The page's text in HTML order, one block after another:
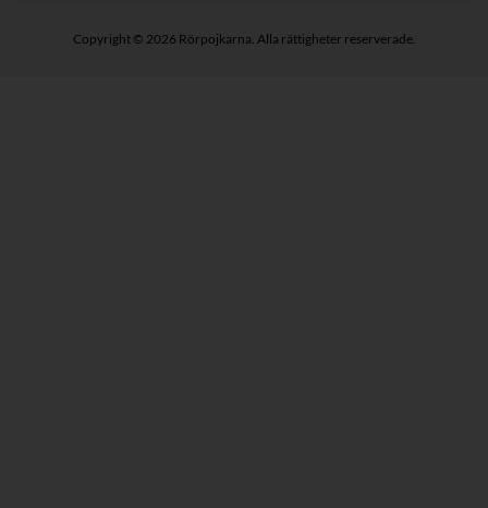
Copyright © 2026 Rörpojkarna. Alla rättigheter reserverade.